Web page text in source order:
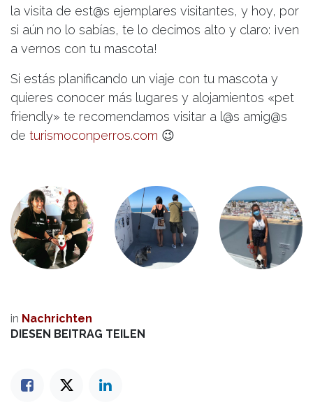
la visita de est@s ejemplares visitantes, y hoy, por
si aún no lo sabías, te lo decimos alto y claro: ¡ven
a vernos con tu mascota!
Si estás planificando un viaje con tu mascota y
quieres conocer más lugares y alojamientos «pet
friendly» te recomendamos visitar a l@s amig@s
de turismoconperros.com 😉
in Nachrichten
DIESEN BEITRAG TEILEN